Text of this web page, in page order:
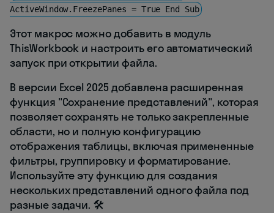
ActiveWindow.FreezePanes = True End Sub
Этот макрос можно добавить в модуль
ThisWorkbook и настроить его автоматический
запуск при открытии файла.
В версии Excel 2025 добавлена расширенная
функция "Сохранение представлений", которая
позволяет сохранять не только закрепленные
области, но и полную конфигурацию
отображения таблицы, включая примененные
фильтры, группировку и форматирование.
Используйте эту функцию для создания
нескольких представлений одного файла под
разные задачи. 🛠️